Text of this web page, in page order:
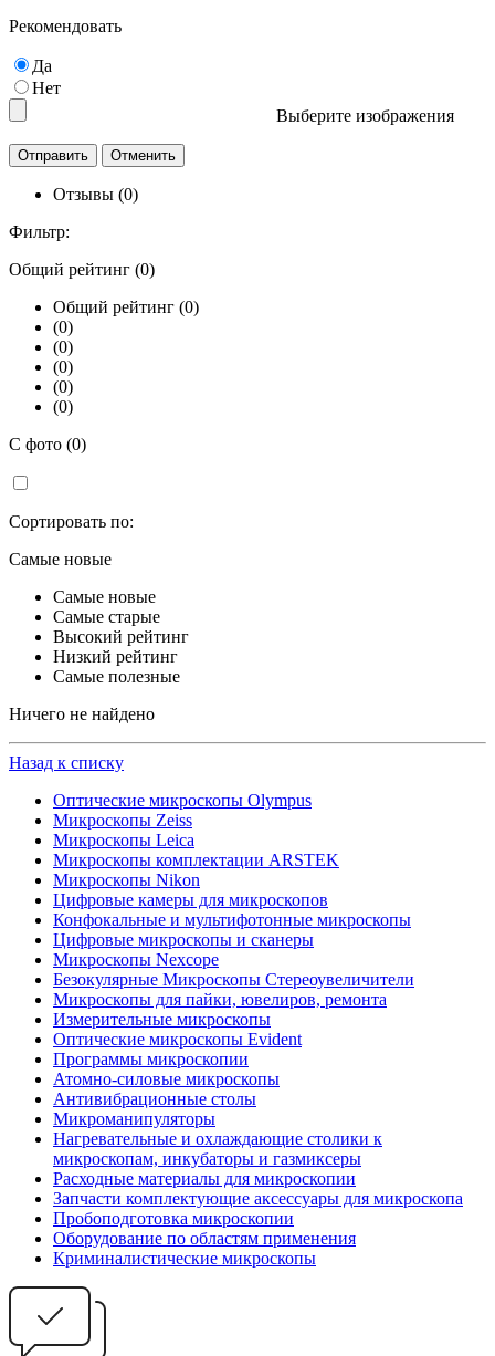
Рекомендовать
Да
Нет
Выберите изображения
Отзывы (0)
Фильтр:
Общий рейтинг (0)
Общий рейтинг (0)
(0)
(0)
(0)
(0)
(0)
С фото (0)
Сортировать по:
Самые новые
Самые новые
Самые старые
Высокий рейтинг
Низкий рейтинг
Самые полезные
Ничего не найдено
Назад к списку
Оптические микроскопы Olympus
Микроскопы Zeiss
Микроскопы Leica
Микроскопы комплектации ARSTEK
Микроскопы Nikon
Цифровые камеры для микроскопов
Конфокальные и мультифотонные микроскопы
Цифровые микроскопы и сканеры
Микроскопы Nexcope
Безокулярные Микроскопы Стереоувеличители
Микроскопы для пайки, ювелиров, ремонта
Измерительные микроскопы
Оптические микроскопы Evident
Программы микроскопии
Атомно-силовые микроскопы
Антивибрационные столы
Микроманипуляторы
Нагревательные и охлаждающие столики к
микроскопам, инкубаторы и газмиксеры
Расходные материалы для микроскопии
Запчасти комплектующие аксессуары для микроскопа
Пробоподготовка микроскопии
Оборудование по областям применения
Криминалистические микроскопы